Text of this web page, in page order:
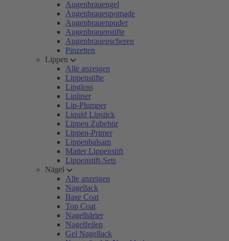
Augenbrauengel
Augenbrauenpomade
Augenbrauenpuder
Augenbrauenstifte
Augenbrauenscheren
Pinzetten
Lippen
Alle anzeigen
Lippenstifte
Lipgloss
Lipliner
Lip-Plumper
Liquid Lipstick
Lippen Zubehör
Lippen-Primer
Lippenbalsam
Matter Lippenstift
Lippenstift-Sets
Nägel
Alle anzeigen
Nagellack
Base Coat
Top Coat
Nagelhärter
Nagelfeilen
Gel Nagellack